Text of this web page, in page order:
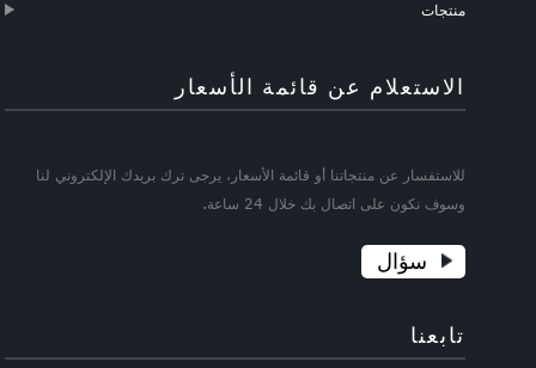
منتجات
الاستعلام عن قائمة الأسعار
للاستفسار عن منتجاتنا أو قائمة الأسعار، يرجى ترك بريدك الإلكتروني لنا
وسوف نكون على اتصال بك خلال 24 ساعة.
سؤال
تابعنا